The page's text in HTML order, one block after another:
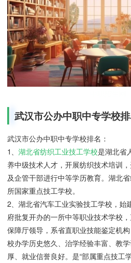
武汉市公办中职中专学校
武汉市公办中职中专学校排名：
1、 湖北省纺织工业技工学校是湖北省
养中级技术人才，开展纺织技术培训
及企管干部进行中等学历教育。湖北
所国家重点技工学校。
2、湖北省汽车工业实验技工学校，始
府批复开办的一所中等职业技术学校
保障厅领导，系省直职业技能鉴定机
校办学历史悠久、治学经验丰富、教
厚、就业信誉良好。是“部属重点技工